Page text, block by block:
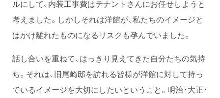
ルにして、内装工事費はテナントさんにお任せしようと
考えました。しかしそれは洋館が、私たちのイメージと
はかけ離れたものになるリスクも孕んでいました。
話し合いを重ねて、はっきり見えてきた自分たちの気持
ち。それは、旧尾崎邸を訪れる皆様が洋館に対して持っ
ているイメージを大切にしたいということ。明治・大正・